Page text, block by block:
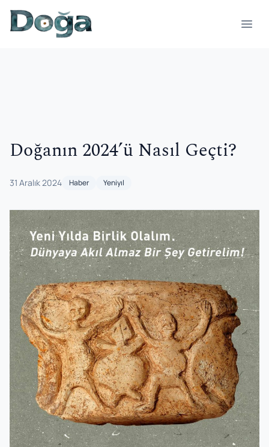
İçeriğe geç
Doğanın 2024’ü Nasıl Geçti?
31 Aralık 2024 Haber Yeniyıl